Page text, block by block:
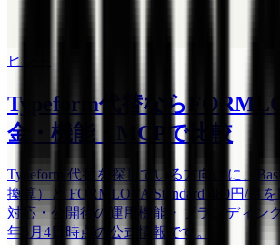
ヒント
Typeform代替なら
金・機能・MCPで比較
Typeform 代替を探している方向けに、
換算）と FORMLOVA Standard 480円/月
対応・公開後の運用機能・ブランディン
年5月4日時点の公式情報です。